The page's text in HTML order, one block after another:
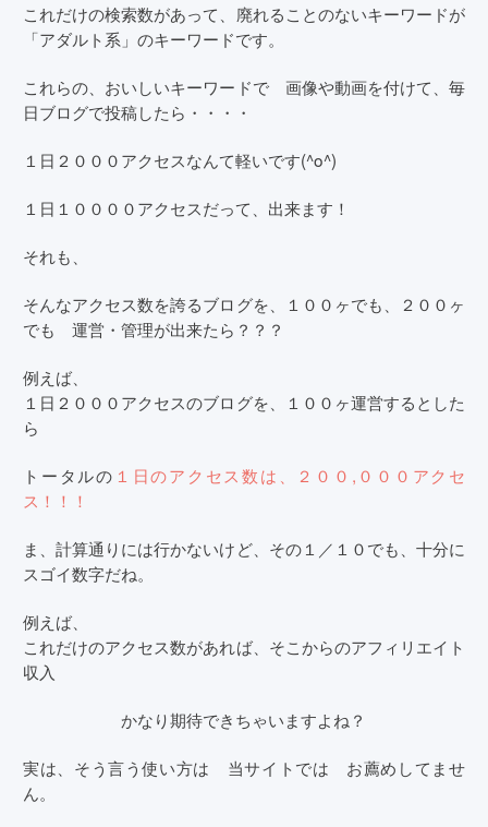
これだけの検索数があって、廃れることのないキーワードが
「アダルト系」のキーワードです。
これらの、おいしいキーワードで 画像や動画を付けて、毎
日ブログで投稿したら・・・・
１日２０００アクセスなんて軽いです(^o^)
１日１００００アクセスだって、出来ます！
それも、
そんなアクセス数を誇るブログを、１００ヶでも、２００ヶ
でも 運営・管理が出来たら？？？
例えば、
１日２０００アクセスのブログを、１００ヶ運営するとした
ら
トータルの １日のアクセス数は、２００,０００アクセ
ス！！！
ま、計算通りには行かないけど、その１／１０でも、十分に
スゴイ数字だね。
例えば、
これだけのアクセス数があれば、そこからのアフィリエイト
収入
かなり期待できちゃいますよね？
実は、そう言う使い方は 当サイトでは お薦めしてませ
ん。